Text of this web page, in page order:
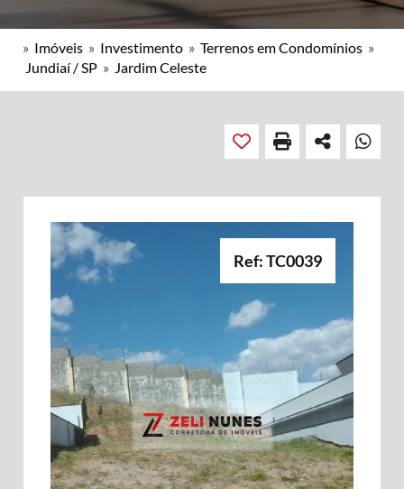
» Imóveis » Investimento » Terrenos em Condomínios »
Jundiaí / SP » Jardim Celeste
Ref: TC0039